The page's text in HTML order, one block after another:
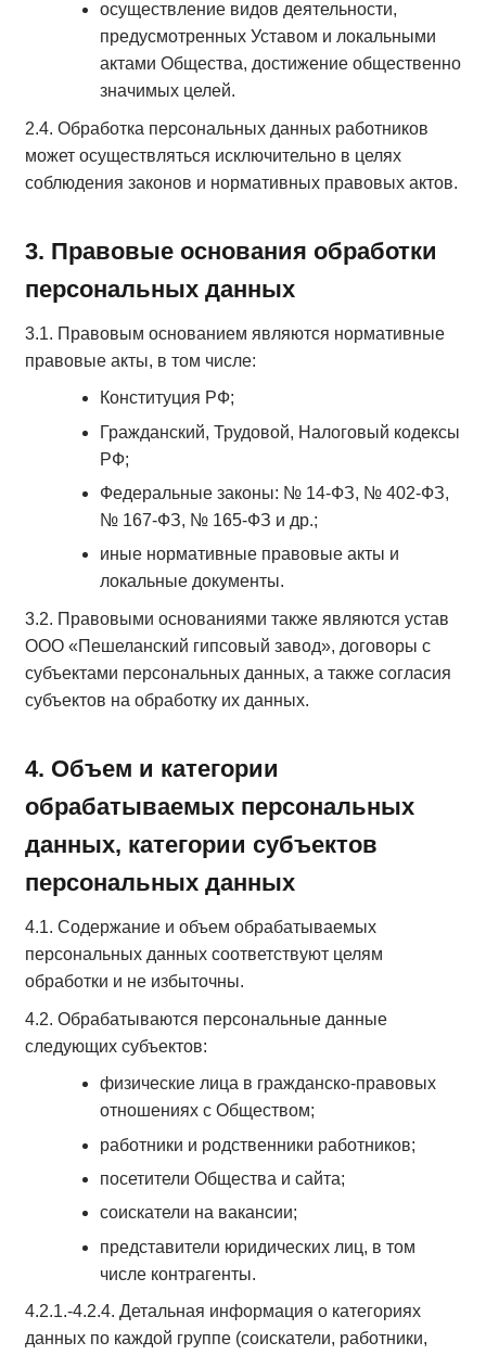
осуществление видов деятельности,
предусмотренных Уставом и локальными
актами Общества, достижение общественно
значимых целей.
2.4. Обработка персональных данных работников
может осуществляться исключительно в целях
соблюдения законов и нормативных правовых актов.
3. Правовые основания обработки
персональных данных
3.1. Правовым основанием являются нормативные
правовые акты, в том числе:
Конституция РФ;
Гражданский, Трудовой, Налоговый кодексы
РФ;
Федеральные законы: № 14-ФЗ, № 402-ФЗ,
№ 167-ФЗ, № 165-ФЗ и др.;
иные нормативные правовые акты и
локальные документы.
3.2. Правовыми основаниями также являются устав
ООО «Пешеланский гипсовый завод», договоры с
субъектами персональных данных, а также согласия
субъектов на обработку их данных.
4. Объем и категории
обрабатываемых персональных
данных, категории субъектов
персональных данных
4.1. Содержание и объем обрабатываемых
персональных данных соответствуют целям
обработки и не избыточны.
4.2. Обрабатываются персональные данные
следующих субъектов:
физические лица в гражданско-правовых
отношениях с Обществом;
работники и родственники работников;
посетители Общества и сайта;
соискатели на вакансии;
представители юридических лиц, в том
числе контрагенты.
4.2.1.-4.2.4. Детальная информация о категориях
данных по каждой группе (соискатели, работники,